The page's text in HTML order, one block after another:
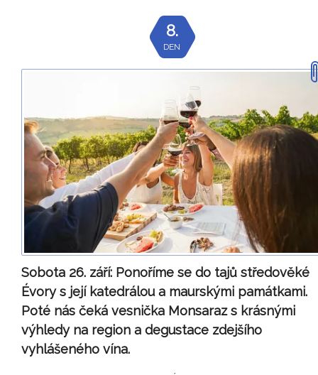
8.
DEN
Sobota 26. září: Ponoříme se do tajů středověké
Évory s její katedrálou a maurskými památkami.
Poté nás čeká vesnička Monsaraz s krásnými
výhledy na region a degustace zdejšího
vyhlášeného vína.